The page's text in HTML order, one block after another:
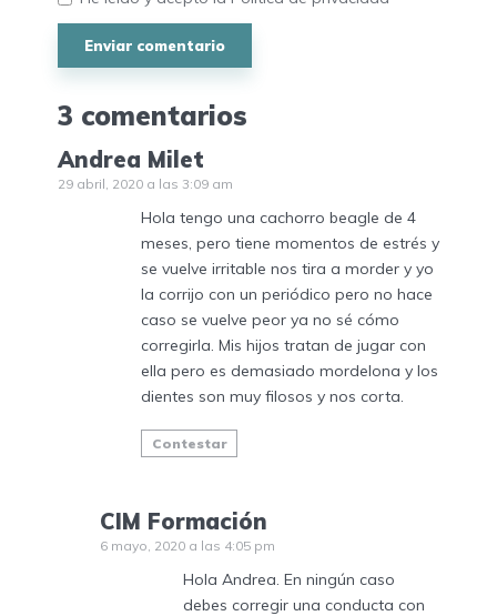
3 comentarios
Andrea Milet
29 abril, 2020 a las 3:09 am
Hola tengo una cachorro beagle de 4
meses, pero tiene momentos de estrés y
se vuelve irritable nos tira a morder y yo
la corrijo con un periódico pero no hace
caso se vuelve peor ya no sé cómo
corregirla. Mis hijos tratan de jugar con
ella pero es demasiado mordelona y los
dientes son muy filosos y nos corta.
Contestar
CIM Formación
6 mayo, 2020 a las 4:05 pm
Hola Andrea. En ningún caso
debes corregir una conducta con